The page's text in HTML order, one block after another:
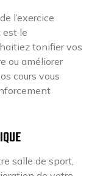
l’exercice
est le
tonifier vos
ou améliorer
cours vous
salle de sport,